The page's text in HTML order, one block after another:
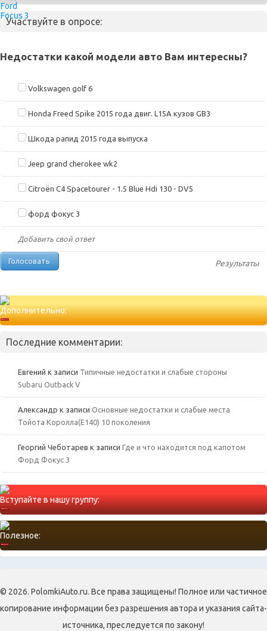
Участвуйте в опросе:
Недостатки какой модели авто Вам интересны?
Volkswagen golf 6
Honda Freed Spike 2015 года двиг. L15A кузов GB3
Шкода рапид 2015 года выпуска
Jeep grand cherokee wk2
Citroën C4 Spacetourer - 1.5 Blue Hdi 130 - DV5
форд фокус 3
Добавить свой ответ
Результаты
Дополнительно:
Последние комментарии:
Евгений к записи Типичные недостатки и слабые стороны
Subaru Outback V
Александр к записи Основные недостатки и слабые места
Тойота Королла(Е140) 10 поколения
Георгий Чеботарев к записи Где и что находится под капотом
Форд Фокус 3
Вступайте в нашу группу:
Полезное:
© 2026. PolomkiAuto.ru. Все права защищены! Полное или частичное
копирование информации без разрешения автора и указания сайта-
источника, преследуется по закону!